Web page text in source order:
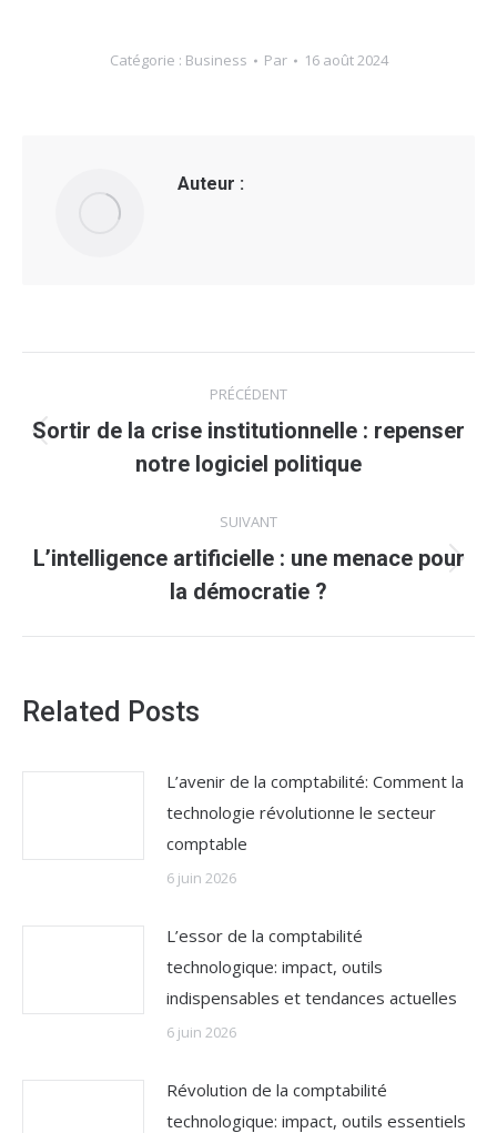
Catégorie : Business Par 16 août 2024
Auteur :
article
PRÉCÉDENT
Article
précédent
Sortir de la crise institutionnelle : repenser
notre logiciel politique
SUIVANT
Article
suivant
:
L’intelligence artificielle : une menace pour
la démocratie ?
Related Posts
L’avenir de la comptabilité: Comment la
technologie révolutionne le secteur
comptable
6 juin 2026
L’essor de la comptabilité
technologique: impact, outils
indispensables et tendances actuelles
6 juin 2026
Révolution de la comptabilité
technologique: impact, outils essentiels